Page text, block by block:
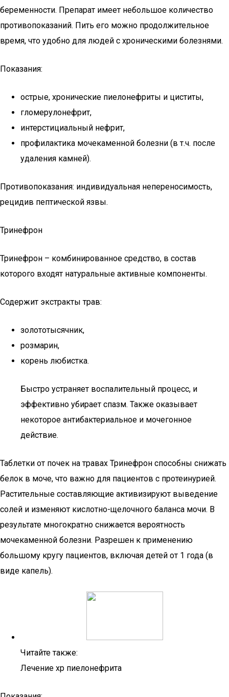
беременности. Препарат имеет небольшое количество
противопоказаний. Пить его можно продолжительное
время, что удобно для людей с хроническими болезнями.
Показания:
острые, хронические пиелонефриты и циститы,
гломерулонефрит,
интерстициальный нефрит,
профилактика мочекаменной болезни (в т.ч. после
удаления камней).
Противопоказания: индивидуальная непереносимость,
рецидив пептической язвы.
Тринефрон
Тринефрон – комбинированное средство, в состав
которого входят натуральные активные компоненты.
Содержит экстракты трав:
золототысячник,
розмарин,
корень любистка.
Быстро устраняет воспалительный процесс, и
эффективно убирает спазм. Также оказывает
некоторое антибактериальное и мочегонное
действие.
Таблетки от почек на травах Тринефрон способны снижать
белок в моче, что важно для пациентов с протеинурией.
Растительные составляющие активизируют выведение
солей и изменяют кислотно-щелочного баланса мочи. В
результате многократно снижается вероятность
мочекаменной болезни. Разрешен к применению
большому кругу пациентов, включая детей от 1 года (в
виде капель).
Читайте также:
Лечение хр пиелонефрита